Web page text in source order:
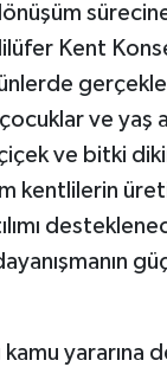
Kent
ve yaş
ve bitki
kentlilerin
kamu